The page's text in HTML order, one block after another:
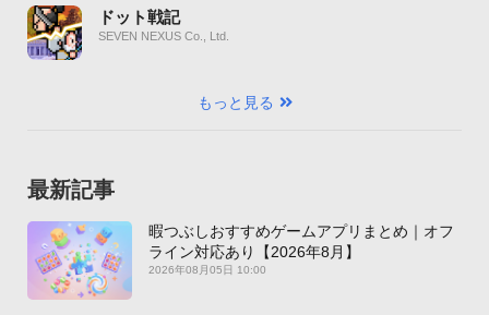
ドット戦記
SEVEN NEXUS Co., Ltd.
もっと見る
最新記事
暇つぶしおすすめゲームアプリまとめ｜オフ
ライン対応あり【2026年8月】
2026年08月05日 10:00